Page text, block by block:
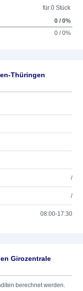
für 0 Stück
0 / 0%
0 / 0%
Thüringen
/
/
08:00-17:30
Girozentrale
berechnet werden.